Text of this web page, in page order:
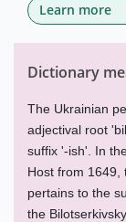
Learn more
Dictionary
The Ukrainian
adjectival root
suffix '-ish'. In
Host from 1649,
pertains to the
the